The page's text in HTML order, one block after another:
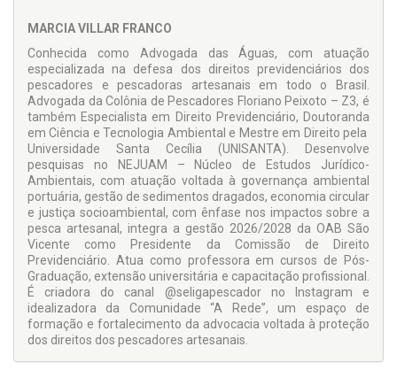
legislação própria, distinta da Lei nº 8.213/1991. Essa
órgão responsável pela sua gestão, aprofunda a
complexidade jurídica do instituto e impacta diretamente na
fundamentação exigida tanto na esfera administrativa
quanto judicial.
Com abordagem prática e didática, a obra foi desenvolvida
para auxiliar advogados que desejam atuar ou se aprofundar
nas demandas relacionadas ao Seguro Defeso diante das
novas exigências legais e institucionais. Além da exposição
teórica e da análise de jurisprudência atualizada, o livro
oferece casos práticos e modelos de peças processuais
voltadas às esferas administrativa e judicial, com o objetivo
de instrumentalizar a atuação jurídica e viabilizar a efetiva
concessão do benefício aos pescadores artesanais em um
contexto normativo mais rigoroso, digitalizado e
tecnicamente desafiador.
MARCIA VILLAR FRANCO
Conhecida como Advogada das Águas, com atuação
especializada na defesa dos direitos previdenciários dos
pescadores e pescadoras artesanais em todo o Brasil.
Advogada da Colônia de Pescadores Floriano Peixoto – Z3, é
também Especialista em Direito Previdenciário, Doutoranda
em Ciência e Tecnologia Ambiental e Mestre em Direito pela
Universidade Santa Cecília (UNISANTA). Desenvolve
pesquisas no NEJUAM – Núcleo de Estudos Jurídico-
Ambientais, com atuação voltada à governança ambiental
portuária, gestão de sedimentos dragados, economia circular
e justiça socioambiental, com ênfase nos impactos sobre a
pesca artesanal, integra a gestão 2026/2028 da OAB São
Vicente como Presidente da Comissão de Direito
Previdenciário. Atua como professora em cursos de Pós-
Graduação, extensão universitária e capacitação profissional.
É criadora do canal @seligapescador no Instagram e
idealizadora da Comunidade “A Rede”, um espaço de
formação e fortalecimento da advocacia voltada à proteção
dos direitos dos pescadores artesanais.